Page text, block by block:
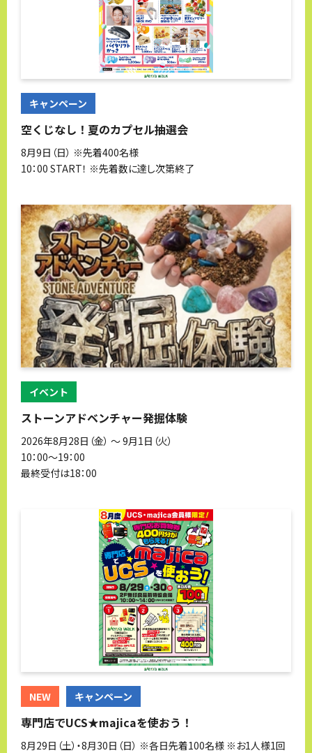
キャンペーン
空くじなし！夏のカプセル抽選会
8月9日（日） ※先着400名様
10：00 START！ ※先着数に達し次第終了
イベント
ストーンアドベンチャー発掘体験
2026年8月28日（金） 〜 9月1日（火）
10：00～19：00
最終受付は18：00
NEW キャンペーン
専門店でUCS★majicaを使おう！
8月29日（土）・8月30日（日） ※各日先着100名様 ※お1人様1回